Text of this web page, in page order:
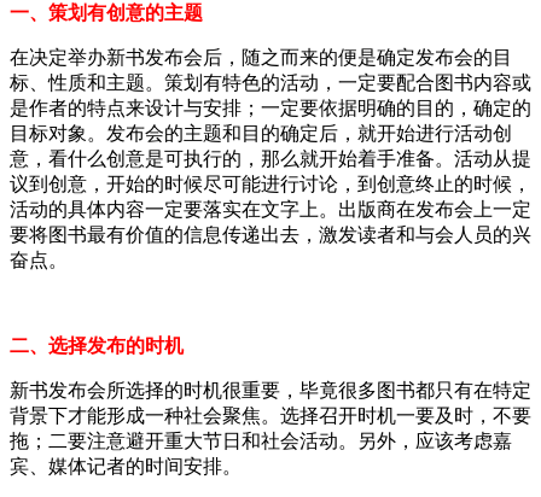
一、策划有创意的主题
在决定举办新书发布会后，随之而来的便是确定发布会的目
标、性质和主题。策划有特色的活动，一定要配合图书内容或
是作者的特点来设计与安排；一定要依据明确的目的，确定的
目标对象。发布会的主题和目的确定后，就开始进行活动创
意，看什么创意是可执行的，那么就开始着手准备。活动从提
议到创意，开始的时候尽可能进行讨论，到创意终止的时候，
活动的具体内容一定要落实在文字上。出版商在发布会上一定
要将图书最有价值的信息传递出去，激发读者和与会人员的兴
奋点。
二、选择发布的时机
新书发布会所选择的时机很重要，毕竟很多图书都只有在特定
背景下才能形成一种社会聚焦。选择召开时机一要及时，不要
拖；二要注意避开重大节日和社会活动。另外，应该考虑嘉
宾、媒体记者的时间安排。